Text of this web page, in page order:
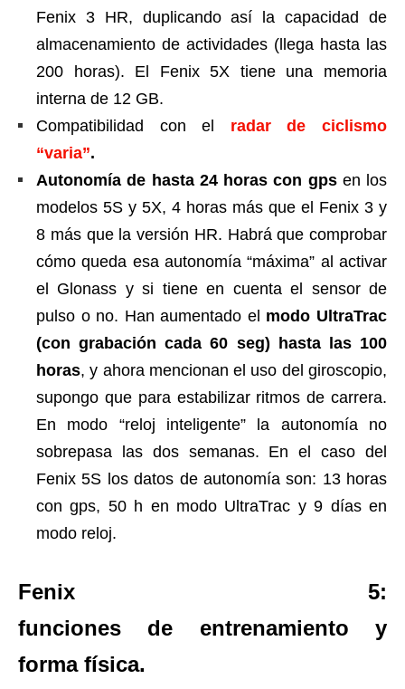
Fenix 3 HR, duplicando así la capacidad de
almacenamiento de actividades (llega hasta las
200 horas). El Fenix 5X tiene una memoria
interna de 12 GB.
Compatibilidad con el radar de ciclismo
“varia”.
Autonomía de hasta 24 horas con gpsen los
modelos 5S y 5X, 4 horas más que el Fenix 3 y
8 más que la versión HR. Habrá que comprobar
cómo queda esa autonomía “máxima” al activar
el Glonass y si tiene en cuenta el sensor de
pulso o no. Han aumentado el modo UltraTrac
(con grabación cada 60 seg) hasta las 100
horas, y ahora mencionan el uso del giroscopio,
supongo que para estabilizar ritmos de carrera.
En modo “reloj inteligente” la autonomía no
sobrepasa las dos semanas. En el caso del
Fenix 5S los datos de autonomía son: 13 horas
con gps, 50 h en modo UltraTrac y 9 días en
modo reloj.
Fenix 5:
funciones de entrenamiento y
forma física.